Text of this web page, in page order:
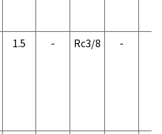
1.5 - Rc3/8 -